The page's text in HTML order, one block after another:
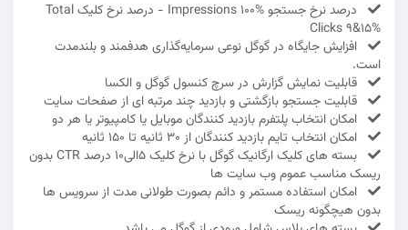
درصد نرخ جستجو Impressions 100% - درصد نرخ کلیک Total
Clicks 9&15%
افزایش جایگاه در گوگل نوعی سرمایه‌گذاری هدفمند و بلندمدت
است.
قابلیت نمایش گزارش در سرچ کنسول گوگل و الکسا
قابلیت جستجو بازگشتی و بازدید چند مرتبه ای از صفحات سایت
امکان انتخاب پلتفرم بازدید کنندگان موبایل یا کامپیوتر یا هر دو
امکان انتخاب تایم بازدید کنندگان از 30 ثانیه تا 150 ثانیه
بسته های کلیک ارگانیک گوگل با نرخ کلیک 5الی10 درصد CTR بدون
ریسک مناسب عموم وب سایت ها
امکان استفاده مستمر و دائم بصورت طولانی مدت از سرویس ها
بدون هیچگونه ریسک